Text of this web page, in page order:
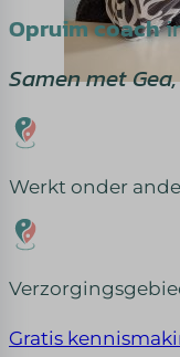
Opruim coach
Samen met
Werkt onder
Gratis